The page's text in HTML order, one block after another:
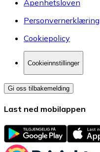
Åpenhetsloven
Personvernerklæring
Cookiepolicy
Cookieinnstillinger
Gi oss tilbakemelding
Last ned mobilappen